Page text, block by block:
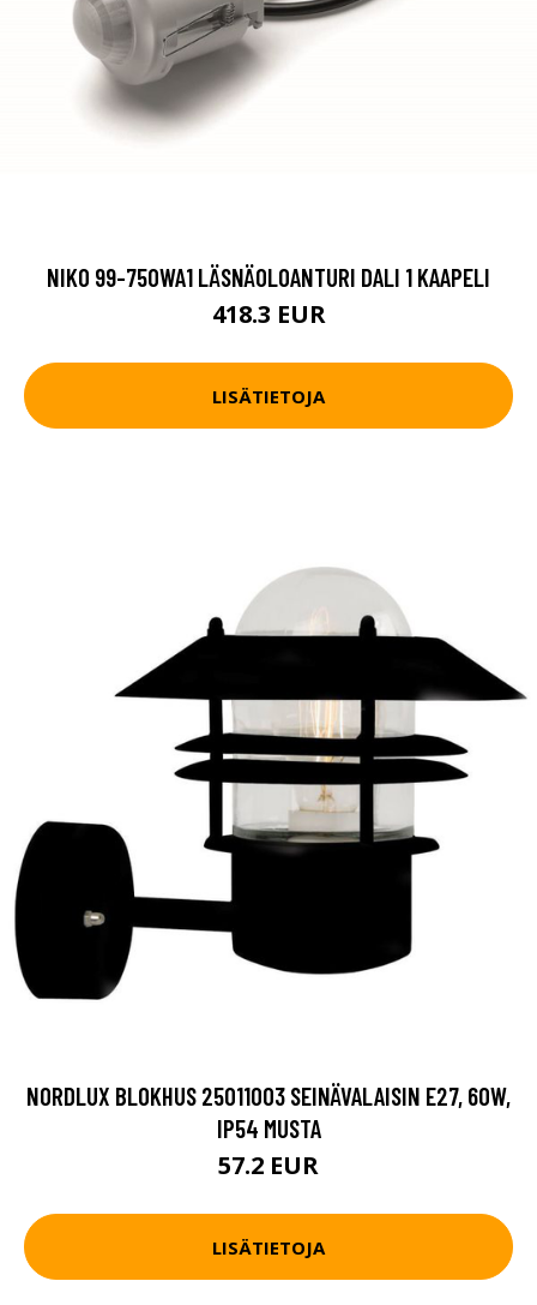
NIKO 99-750WA1 LÄSNÄOLOANTURI DALI 1 KAAPELI
418.3 EUR
LISÄTIETOJA
NORDLUX BLOKHUS 25011003 SEINÄVALAISIN E27, 60W,
IP54 MUSTA
57.2 EUR
LISÄTIETOJA